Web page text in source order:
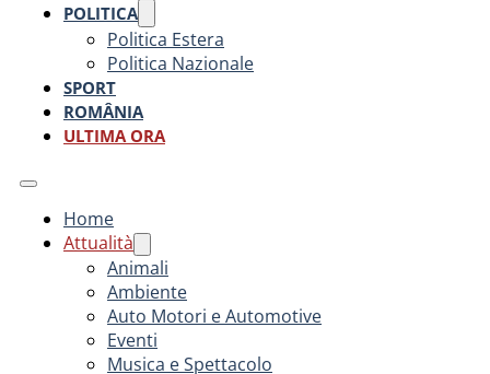
POLITICA
Politica Estera
Politica Nazionale
SPORT
ROMÂNIA
ULTIMA ORA
Home
Attualità
Animali
Ambiente
Auto Motori e Automotive
Eventi
Musica e Spettacolo